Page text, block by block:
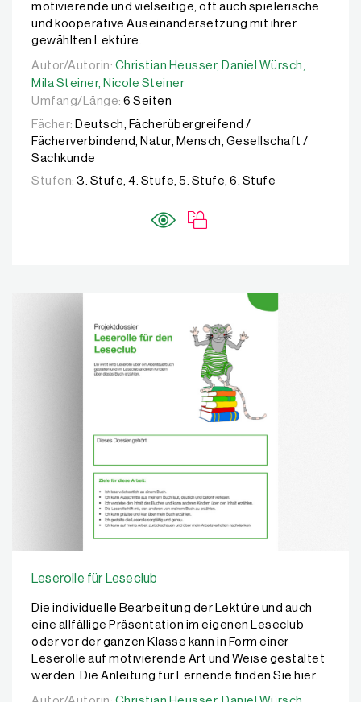
motivierende und vielseitige, oft auch spielerische
und kooperative Auseinandersetzung mit ihrer
gewählten Lektüre.
Autor/Autorin: Christian Heusser, Daniel Würsch,
Autor/Autorin: Christian Heusser, Daniel Würsch,
Mila Steiner, Nicole Steiner
Umfang/Länge: 6 Seiten
Fächer: Deutsch, Fächerübergreifend /
Fächerverbindend, Natur, Mensch, Gesellschaft /
Sachkunde
Stufen: 3. Stufe, 4. Stufe, 5. Stufe, 6. Stufe
Leserolle für Leseclub
Die individuelle Bearbeitung der Lektüre und auch
eine allfällige Präsentation im eigenen Leseclub
oder vor der ganzen Klasse kann in Form einer
Leserolle auf motivierende Art und Weise gestaltet
werden. Die Anleitung für Lernende finden Sie hier.